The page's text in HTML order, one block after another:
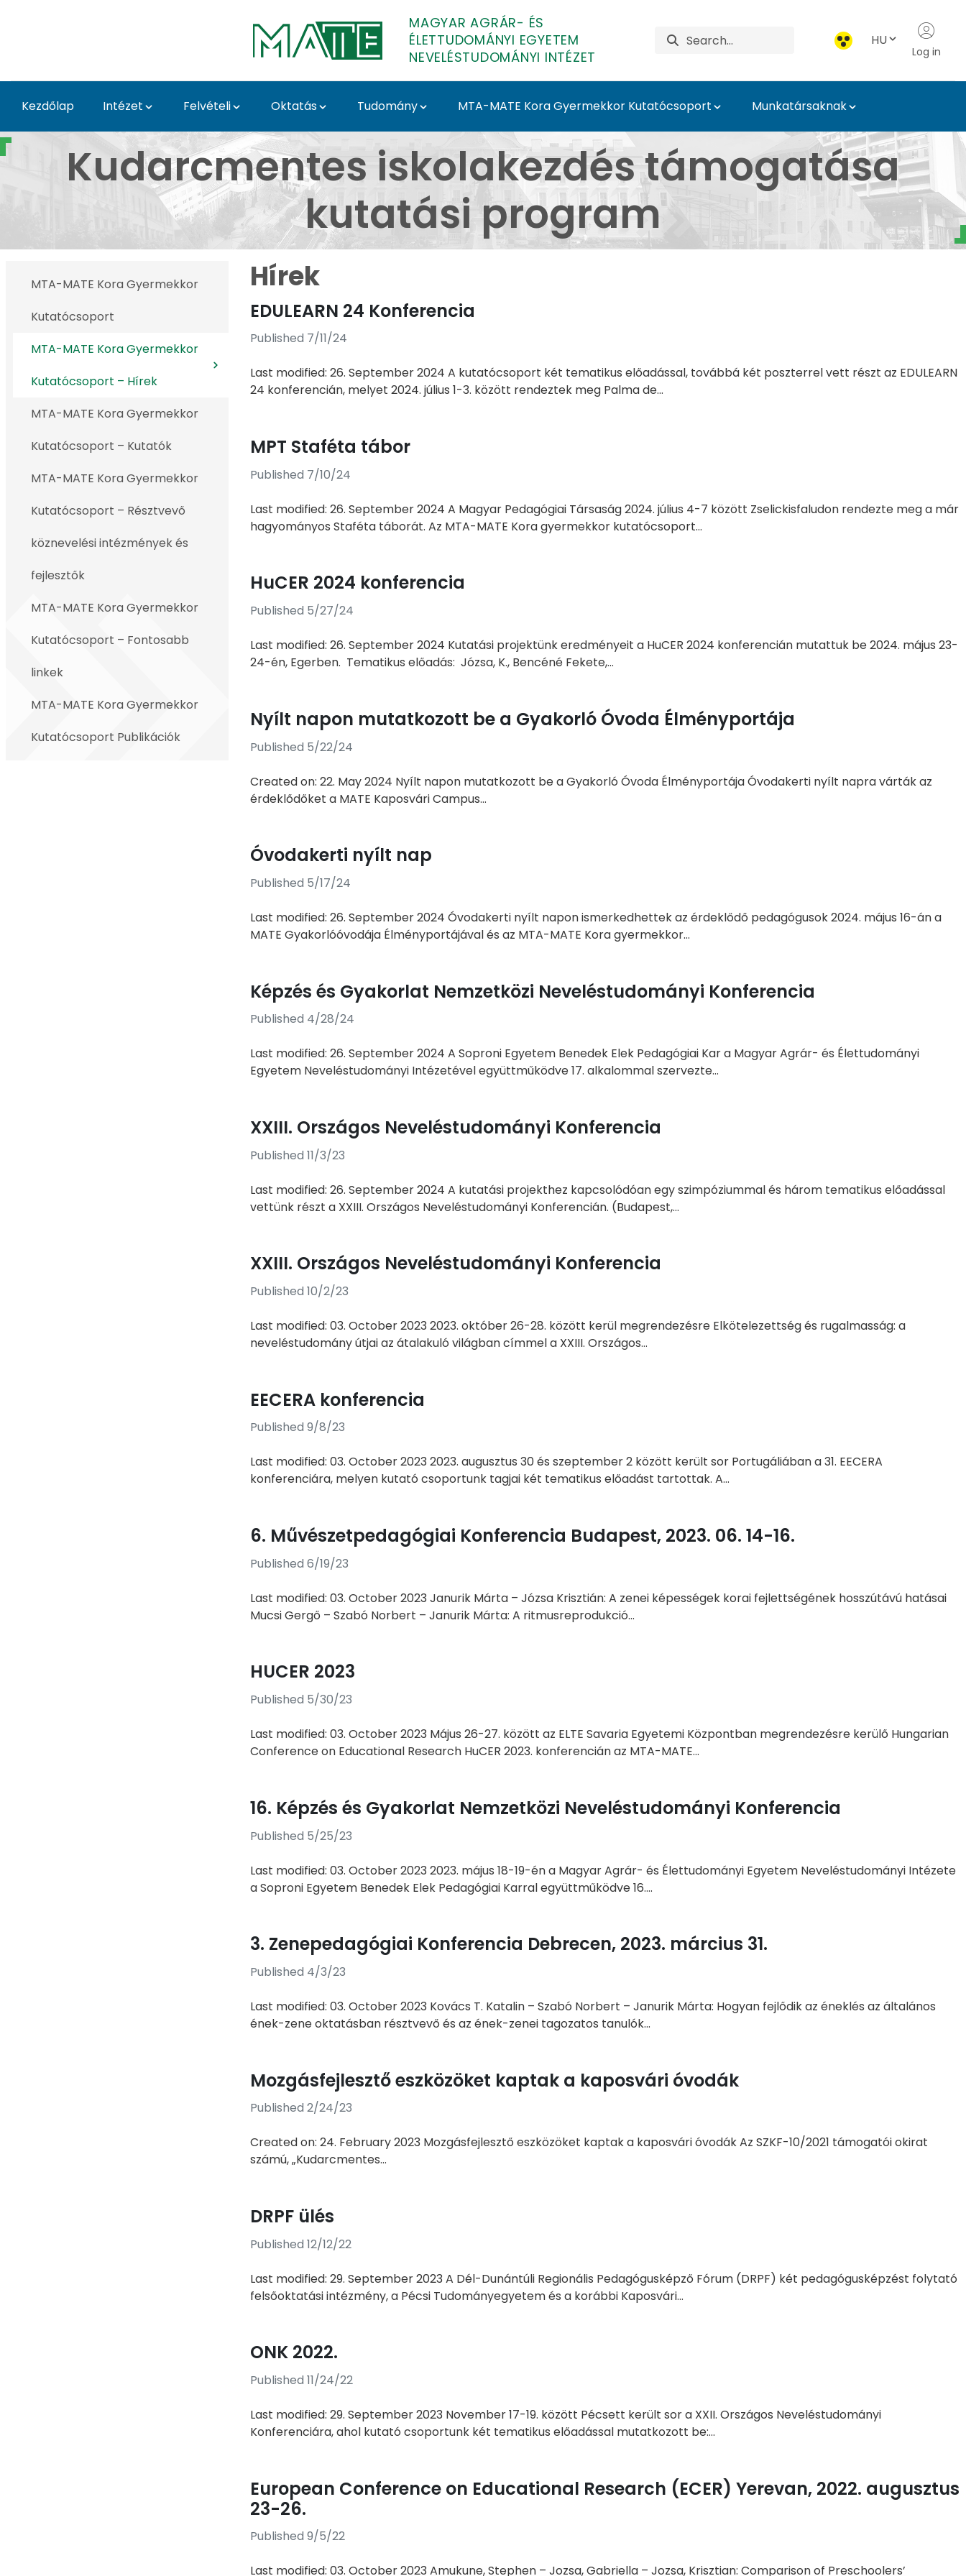
MAGYAR AGRÁR- ÉS
ÉLETTUDOMÁNYI EGYETEM
NEVELÉSTUDOMÁNYI INTÉZET
HU
Log in
Kezdőlap Intézet Felvételi Oktatás Tudomány MTA-MATE Kora Gyermekkor Kutatócsoport Munkatársaknak
MTA-MATE Kora Gyermekkor Kutatócsoport – Hírek -
Kudarcmentes iskolakezdés támogatása
kutatási program
MTA-MATE Kora Gyermekkor
Kutatócsoport
MTA-MATE Kora Gyermekkor
Kutatócsoport – Hírek
MTA-MATE Kora Gyermekkor
Kutatócsoport – Kutatók
MTA-MATE Kora Gyermekkor
Kutatócsoport – Résztvevő
köznevelési intézmények és
fejlesztők
MTA-MATE Kora Gyermekkor
Kutatócsoport – Fontosabb
linkek
MTA-MATE Kora Gyermekkor
Kutatócsoport Publikációk
Hírek
EDULEARN 24 Konferencia
Published 7/11/24
Last modified: 26. September 2024 A kutatócsoport két tematikus előadással, továbbá két poszterrel vett részt az EDULEARN
24 konferencián, melyet 2024. július 1-3. között rendeztek meg Palma de...
MPT Staféta tábor
Published 7/10/24
Last modified: 26. September 2024 A Magyar Pedagógiai Társaság 2024. július 4-7 között Zselickisfaludon rendezte meg a már
hagyományos Staféta táborát. Az MTA-MATE Kora gyermekkor kutatócsoport...
HuCER 2024 konferencia
Published 5/27/24
Last modified: 26. September 2024 Kutatási projektünk eredményeit a HuCER 2024 konferencián mutattuk be 2024. május 23-
24-én, Egerben. Tematikus előadás: Józsa, K., Bencéné Fekete,...
Nyílt napon mutatkozott be a Gyakorló Óvoda Élményportája
Published 5/22/24
Created on: 22. May 2024 Nyílt napon mutatkozott be a Gyakorló Óvoda Élményportája Óvodakerti nyílt napra várták az
érdeklődőket a MATE Kaposvári Campus...
Óvodakerti nyílt nap
Published 5/17/24
Last modified: 26. September 2024 Óvodakerti nyílt napon ismerkedhettek az érdeklődő pedagógusok 2024. május 16-án a
MATE Gyakorlóóvodája Élményportájával és az MTA-MATE Kora gyermekkor...
Képzés és Gyakorlat Nemzetközi Neveléstudományi Konferencia
Published 4/28/24
Last modified: 26. September 2024 A Soproni Egyetem Benedek Elek Pedagógiai Kar a Magyar Agrár- és Élettudományi
Egyetem Neveléstudományi Intézetével együttműködve 17. alkalommal szervezte...
XXIII. Országos Neveléstudományi Konferencia
Published 11/3/23
Last modified: 26. September 2024 A kutatási projekthez kapcsolódóan egy szimpóziummal és három tematikus előadással
vettünk részt a XXIII. Országos Neveléstudományi Konferencián. (Budapest,...
XXIII. Országos Neveléstudományi Konferencia
Published 10/2/23
Last modified: 03. October 2023 2023. október 26-28. között kerül megrendezésre Elkötelezettség és rugalmasság: a
neveléstudomány útjai az átalakuló világban címmel a XXIII. Országos...
EECERA konferencia
Published 9/8/23
Last modified: 03. October 2023 2023. augusztus 30 és szeptember 2 között került sor Portugáliában a 31. EECERA
konferenciára, melyen kutató csoportunk tagjai két tematikus előadást tartottak. A...
6. Művészetpedagógiai Konferencia Budapest, 2023. 06. 14-16.
Published 6/19/23
Last modified: 03. October 2023 Janurik Márta – Józsa Krisztián: A zenei képességek korai fejlettségének hosszútávú hatásai
Mucsi Gergő – Szabó Norbert – Janurik Márta: A ritmusreprodukció...
HUCER 2023
Published 5/30/23
Last modified: 03. October 2023 Május 26-27. között az ELTE Savaria Egyetemi Központban megrendezésre kerülő Hungarian
Conference on Educational Research HuCER 2023. konferencián az MTA-MATE...
16. Képzés és Gyakorlat Nemzetközi Neveléstudományi Konferencia
Published 5/25/23
Last modified: 03. October 2023 2023. május 18-19-én a Magyar Agrár- és Élettudományi Egyetem Neveléstudományi Intézete
a Soproni Egyetem Benedek Elek Pedagógiai Karral együttműködve 16....
3. Zenepedagógiai Konferencia Debrecen, 2023. március 31.
Published 4/3/23
Last modified: 03. October 2023 Kovács T. Katalin – Szabó Norbert – Janurik Márta: Hogyan fejlődik az éneklés az általános
ének-zene oktatásban résztvevő és az ének-zenei tagozatos tanulók...
Mozgásfejlesztő eszközöket kaptak a kaposvári óvodák
Published 2/24/23
Created on: 24. February 2023 Mozgásfejlesztő eszközöket kaptak a kaposvári óvodák Az SZKF-10/2021 támogatói okirat
számú, „Kudarcmentes...
DRPF ülés
Published 12/12/22
Last modified: 29. September 2023 A Dél-Dunántúli Regionális Pedagógusképző Fórum (DRPF) két pedagógusképzést folytató
felsőoktatási intézmény, a Pécsi Tudományegyetem és a korábbi Kaposvári...
ONK 2022.
Published 11/24/22
Last modified: 29. September 2023 November 17-19. között Pécsett került sor a XXII. Országos Neveléstudományi
Konferenciára, ahol kutató csoportunk két tematikus előadással mutatkozott be:...
European Conference on Educational Research (ECER) Yerevan, 2022. augusztus
23-26.
Published 9/5/22
Last modified: 03. October 2023 Amukune, Stephen – Jozsa, Gabriella – Jozsa, Krisztian: Comparison of Preschoolers’